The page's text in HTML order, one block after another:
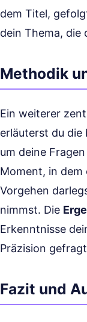
dem Titel,
dein Thema, die
Methodik
Ein weiterer
erläuterst du die
um deine
Moment, in dem
Vorgehen
nimmst. Die
Erkenntnisse
Präzision
Fazit und